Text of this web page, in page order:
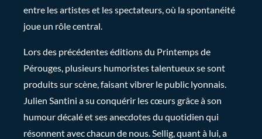
entre les artistes et les spectateurs, où la spontanéité
joue un rôle central.
Lors des précédentes éditions du Printemps de
Pérouges, plusieurs humoristes talentueux se sont
produits sur scène, faisant vibrer le public lyonnais.
Julien Santini a su conquérir les cœurs grâce à son
humour décalé et ses anecdotes du quotidien qui
résonnent avec chacun de nous. Sellig, quant à lui, a